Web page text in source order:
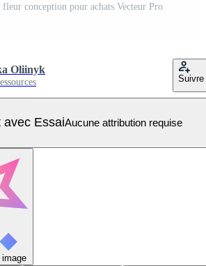
conception pour achats Vecteur Pro
Oliinyk
Suivre
avec EssaiAucune attribution requise
image